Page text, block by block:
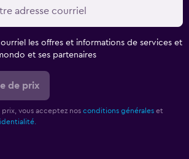
les offres et informations de services et
et ses partenaires
de prix
vous acceptez nos conditions générales et